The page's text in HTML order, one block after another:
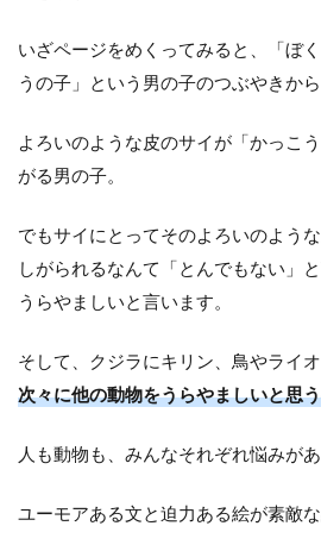
いざページをめくってみると、「ぼ
うの子」という男の子のつぶやきか
よろいのような皮のサイが「かっこ
がる男の子。
でもサイにとってそのよろいのよう
しがられるなんて「とんでもない」
うらやましいと言います。
そして、クジラにキリン、鳥やライオ
次々に他の動物をうらやましいと思う
人も動物も、みんなそれぞれ悩みがあ
ユーモアある文と迫力ある絵が素敵な